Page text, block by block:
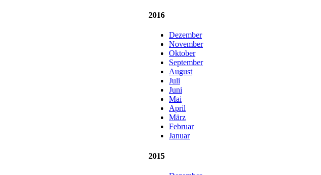
2016
Dezember
November
Oktober
September
August
Juli
Juni
Mai
April
März
Februar
Januar
2015